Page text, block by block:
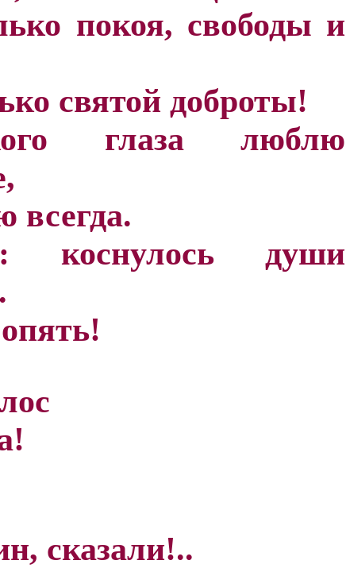
покоя, свободы и
святой доброты!
глаза люблю
всегда.
коснулось души
сказали!..